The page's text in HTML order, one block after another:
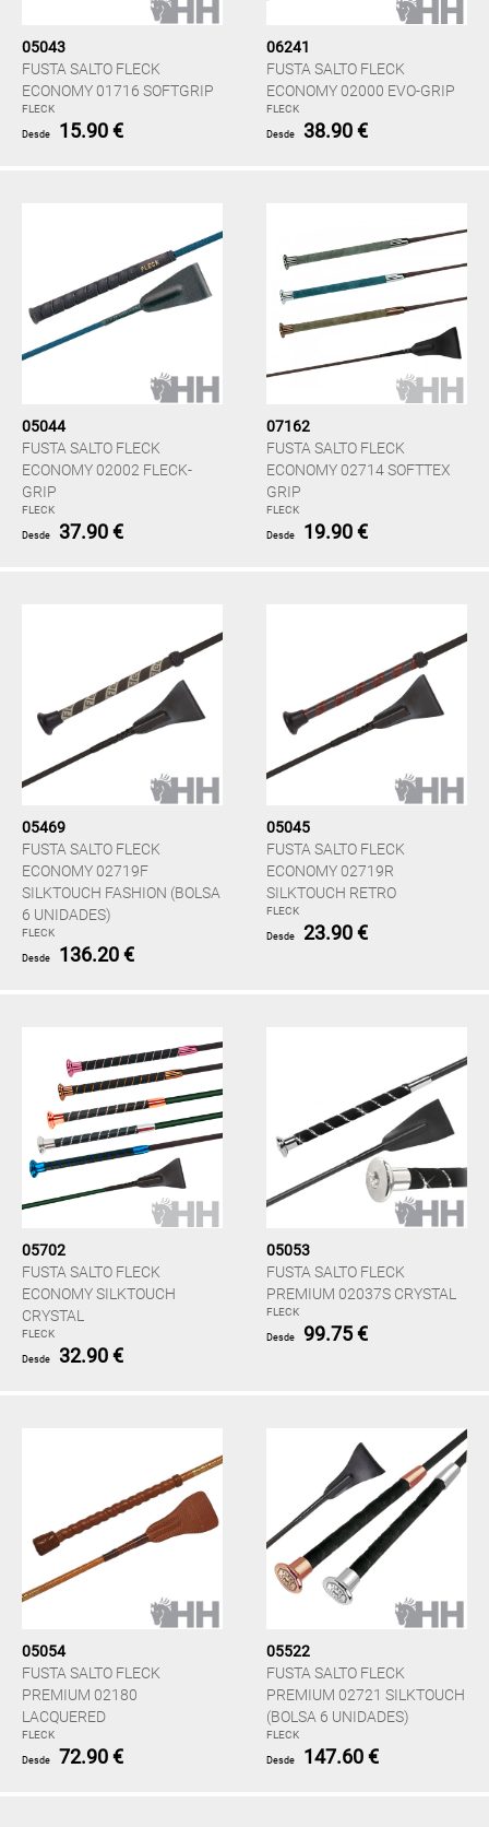
05043
FUSTA SALTO FLECK
ECONOMY 01716 SOFTGRIP
FLECK
Desde 15.90 €
06241
FUSTA SALTO FLECK
ECONOMY 02000 EVO-GRIP
FLECK
Desde 38.90 €
05044
FUSTA SALTO FLECK
ECONOMY 02002 FLECK-
GRIP
FLECK
Desde 37.90 €
07162
FUSTA SALTO FLECK
ECONOMY 02714 SOFTTEX
GRIP
FLECK
Desde 19.90 €
05469
FUSTA SALTO FLECK
ECONOMY 02719F
SILKTOUCH FASHION (BOLSA
6 UNIDADES)
FLECK
Desde 136.20 €
05045
FUSTA SALTO FLECK
ECONOMY 02719R
SILKTOUCH RETRO
FLECK
Desde 23.90 €
05702
FUSTA SALTO FLECK
ECONOMY SILKTOUCH
CRYSTAL
FLECK
Desde 32.90 €
05053
FUSTA SALTO FLECK
PREMIUM 02037S CRYSTAL
FLECK
Desde 99.75 €
05054
FUSTA SALTO FLECK
PREMIUM 02180
LACQUERED
FLECK
Desde 72.90 €
05522
FUSTA SALTO FLECK
PREMIUM 02721 SILKTOUCH
(BOLSA 6 UNIDADES)
FLECK
Desde 147.60 €